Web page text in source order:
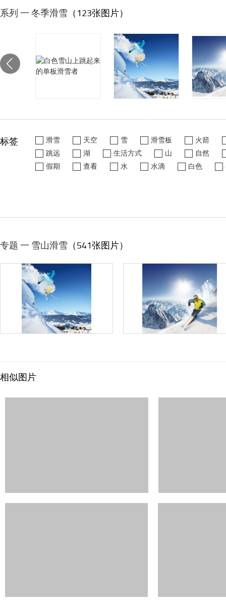
系列 一 冬季滑雪 （123张图片）
标签 滑雪 天空 雪 滑雪板
火箭
跳远
湖 生活方式 山
自然
假期
查看 水 水滴 白色
专题 一 雪山滑雪 （541张图片）
相似图片